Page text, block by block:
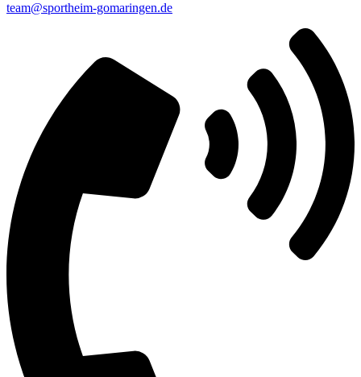
team@sportheim-gomaringen.de